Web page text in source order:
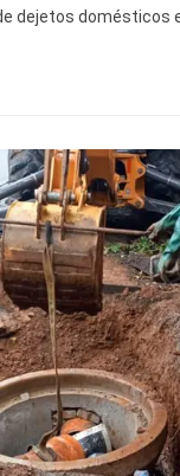
dejetos domésticos